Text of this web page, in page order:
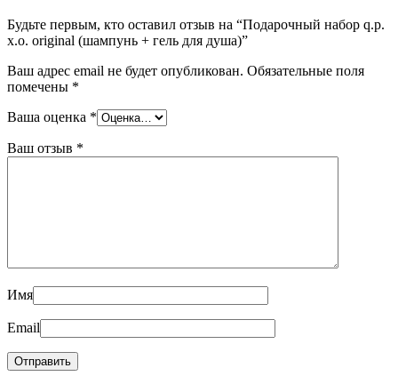
Будьте первым, кто оставил отзыв на “Подарочный набор q.p.
x.o. original (шампунь + гель для душа)”
Ваш адрес email не будет опубликован. Обязательные поля
помечены *
Ваша оценка *
Ваш отзыв *
Имя
Email